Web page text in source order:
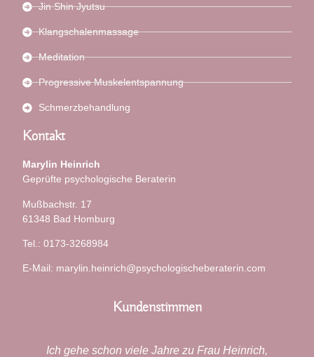
Jin Shin Jyutsu
Klangschalenmassage
Meditation
Progressive Muskelentspannung
Schmerzbehandlung
Kontakt
Marylin Heinrich
Geprüfte psychologische Beraterin
Mußbachstr. 17
61348 Bad Homburg
Tel.: 0173-3268984
E-Mail: marylin.heinrich@psychologischeberaterin.com
Kundenstimmen
Ich gehe schon viele Jahre zu Frau Heinrich,